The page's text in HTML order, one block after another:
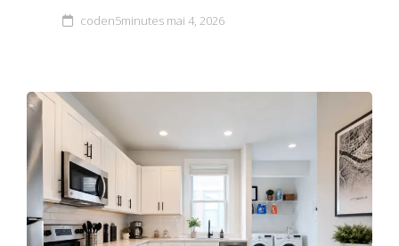
coden5minutes mai 4, 2026